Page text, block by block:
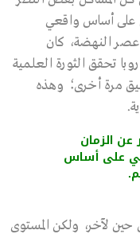
على أساس واقعي
النهضة، كان
تحقق الثورة العلمية
مرة أخرى؛ وهذه
الزمان
على أساس
حين لآخر، ولكن المستوى